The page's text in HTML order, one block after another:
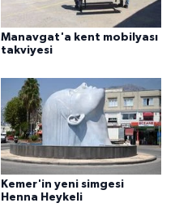
Manavgat'a kent mobilyası
takviyesi
Kemer'in yeni simgesi
Henna Heykeli